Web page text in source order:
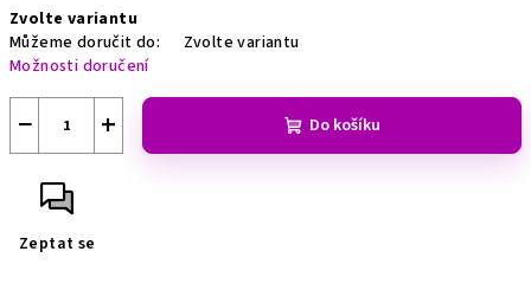
cena:
Zvolte variantu
Můžeme doručit do:
Zvolte variantu
Možnosti doručení
+
− Do košíku
Zeptat se